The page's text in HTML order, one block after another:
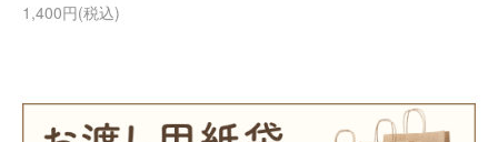
1,400円(税込)